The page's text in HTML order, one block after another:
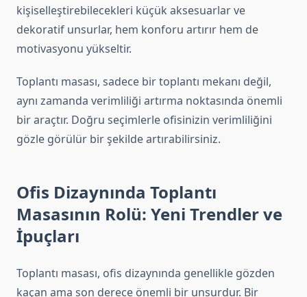
kişiselleştirebilecekleri küçük aksesuarlar ve
dekoratif unsurlar, hem konforu artırır hem de
motivasyonu yükseltir.
Toplantı masası, sadece bir toplantı mekanı değil,
aynı zamanda verimliliği artırma noktasında önemli
bir araçtır. Doğru seçimlerle ofisinizin verimliliğini
gözle görülür bir şekilde artırabilirsiniz.
Ofis Dizaynında Toplantı
Masasının Rolü: Yeni Trendler ve
İpuçları
Toplantı masası, ofis dizaynında genellikle gözden
kaçan ama son derece önemli bir unsurdur. Bir